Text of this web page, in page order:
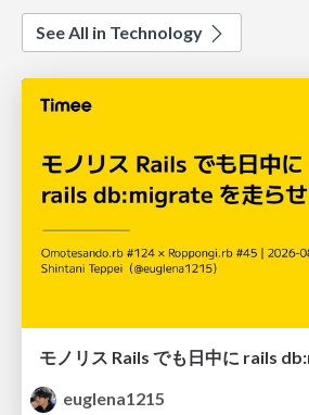
See All in Technology
euglena1215